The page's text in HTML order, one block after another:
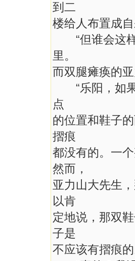
到二
楼给人布置成
“但谁会这样
里。
而双腿瘫痪的
“乐阳，如果
点
的位置和鞋子
摺痕
都没有的。一
然而，
亚力山大先生
以肯
定地说，那双
子是
不应该有摺痕的